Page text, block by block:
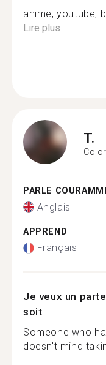
anime, youtube,
Lire plus
T.
PARLE
Anglais
APPREND
Français
Je veux un
soit
Someone who
doesn't mind